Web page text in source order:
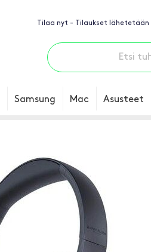
Tilaa nyt - Tilaukset lähetetään
Samsung Mac Asusteet